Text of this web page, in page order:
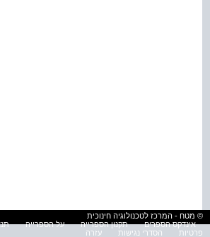
© מטח - המרכז לטכנולוגיה חינוכית
אינדקס הספרים
תקנון הספרייה על הספרייה
פרטיות
הסדרי נגישות עזרה